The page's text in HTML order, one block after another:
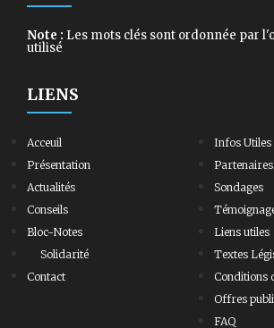
Note : Les mots clés sont ordonnée par
utilisé
LIENS
Acceuil
Présentation
Actualités
Conseils
Bloc-Notes
Solidarité
Contact
Infos Utiles
Partenaires
Sondages
Liens utiles
Textes
Conditions
Offres
FAQ